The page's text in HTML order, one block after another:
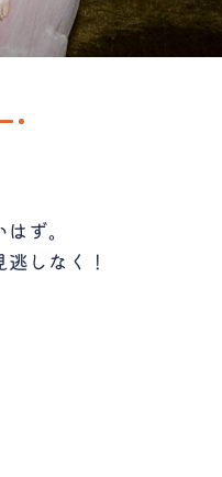
ず。
しなく！